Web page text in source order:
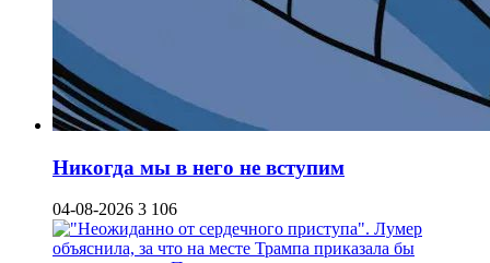
Никогда мы в него не вступим
04-08-2026 3 106